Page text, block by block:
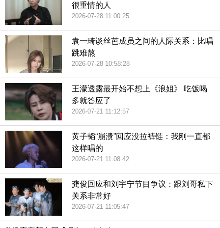
很重情的人
2026-07-28 11:00:25
袁一琦谈丝芭成员之间的人际关系：比唱
跳难熬
2026-07-28 10:58:28
王濛透露最开始不想上《浪姐》 吃饭喝
多就答应了
2026-07-21 11:12:57
黄子韬“崩溃”回应没拉裤链：我刚一直都
这样唱的
2026-07-21 11:08:42
龚俊回应和刘宇宁节目争议：跟刘哥私下
关系非常好
2026-07-21 11:05:47